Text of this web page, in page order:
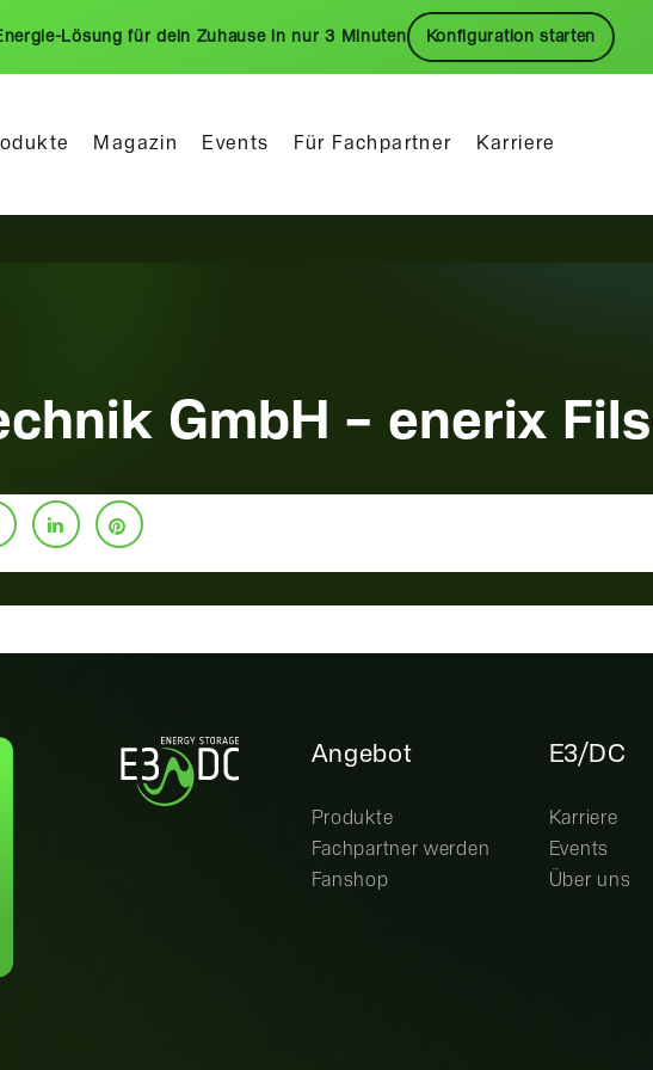
Lösung für dein Zuhause in nur 3 Minuten Konfiguration starten
Magazin Events Für Fachpartner Karriere
GmbH – enerix
Angebot
Produkte
Fachpartner werden
Fanshop
E3/DC
Karriere
Events
Über uns